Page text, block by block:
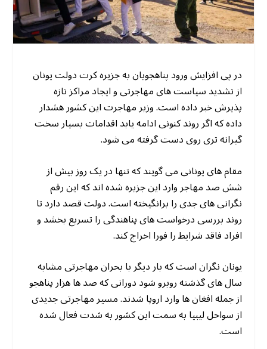
در پی افزایش ورود پناهجویان به جزیره کرت دولت یونان
از تشدید سیاست های مهاجرتی و ایجاد مراکز تازه
پذیرش خبر داده است. وزیر مهاجرت این کشور هشدار
داده که اگر روند کنونی ادامه یابد اقدامات بسیار سخت
گیرانه تری روی دست گرفته می شود.
مقام های یونانی می گویند که تنها در یک روز بیش از
شش صد مهاجر وارد این جزیره شده اند که این رقم
نگرانی های جدی را برانگیخته است. دولت قصد دارد تا
روند بررسی درخواست های پناهندگی را تسریع بخشد و
افراد فاقد شرایط را فورا اخراج کند.
یونان نگران است که بار دیگر با بحران مهاجرتی مشابه
سال های گذشته روبرو شود دورانی که صد ها هزار پناهجو
از جمله افغان ها وارد اروپا شدند. مسیر مهاجرتی جدیدی
از سواحل لیبیا به سمت این کشور به شدت فعال شده
است.